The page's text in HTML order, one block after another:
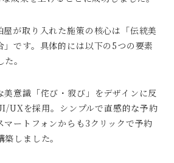
屋が取り入れた施策の核心は「伝統美
」です。具体的には以下の5つの要素
。
美意識「侘び・寂び」をデザインに反
UXを採用。シンプルで直感的な予約
マートフォンからも3クリックで予約
しました。